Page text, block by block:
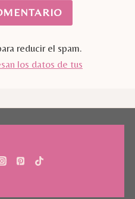
reducir el spam.
los datos de tus